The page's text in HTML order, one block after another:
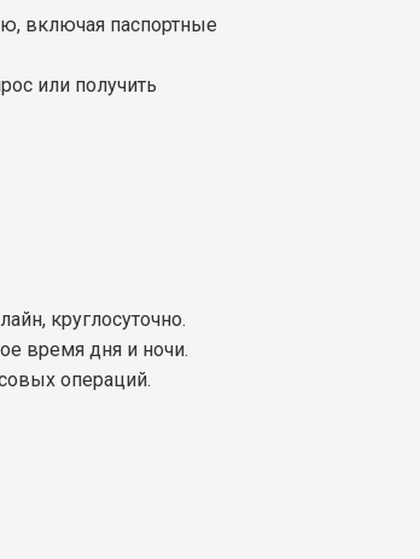
включая паспортные
или получить
круглосуточно.
время дня и ночи.
операций.